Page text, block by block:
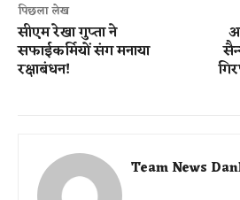
पिछला लेख
सीएम रेखा गुप्ता ने
सफाईकर्मियों संग मनाया
रक्षाबंधन!
Team News